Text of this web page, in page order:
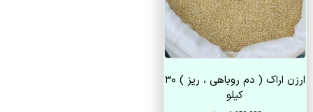
ارزن اراک ( دم روباهی ، ریز ) ۳۰
کیلو